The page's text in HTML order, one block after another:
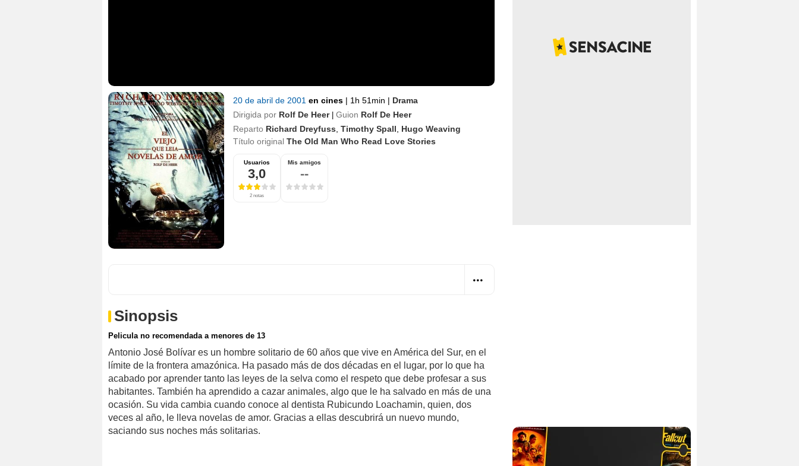
20 de abril de 2001 en cines | 1h 51min | Drama
Dirigida por Rolf De Heer | Guion Rolf De Heer
Reparto Richard Dreyfuss Timothy Spall
Hugo Weaving
Título original The Old Man Who Read Love Stories
Usuarios
3,0
2 notas
Mis amigos
--
Sinopsis
Pelicula no recomendada a menores de 13
Antonio José Bolívar es un hombre solitario de 60 años que vive en América del Sur, en el
límite de la frontera amazónica. Ha pasado más de dos décadas en el lugar, por lo que ha
acabado por aprender tanto las leyes de la selva como el respeto que debe profesar a sus
habitantes. También ha aprendido a cazar animales, algo que le ha salvado en más de una
ocasión. Su vida cambia cuando conoce al dentista Rubicundo Loachamin, quien, dos
veces al año, le lleva novelas de amor. Gracias a ellas descubrirá un nuevo mundo,
saciando sus noches más solitarias.